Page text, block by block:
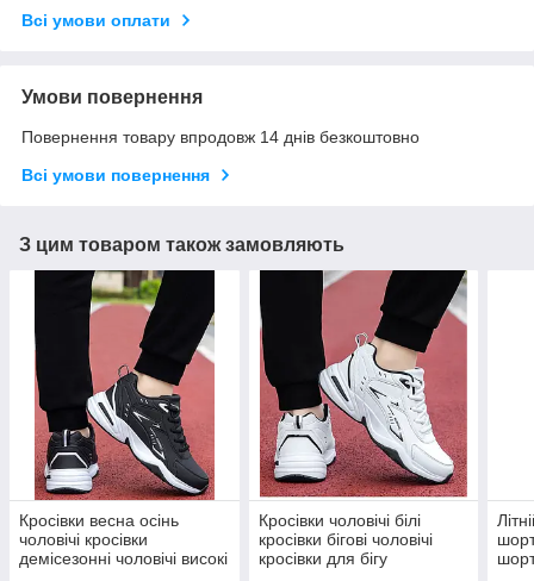
Всі умови оплати
Умови повернення
Повернення товару впродовж 14 днів безкоштовно
Всі умови повернення
З цим товаром також замовляють
Кросівки весна осінь
чоловічі кросівки
демісезонні чоловічі високі
Кросівки чоловічі білі
кросівки бігові чоловічі
кросівки для бігу